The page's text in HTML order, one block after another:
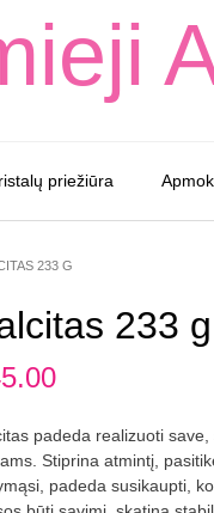
priežiūra
233 G
233 g
padeda realizuoti
Stiprina atmintį,
padeda susikaupti,